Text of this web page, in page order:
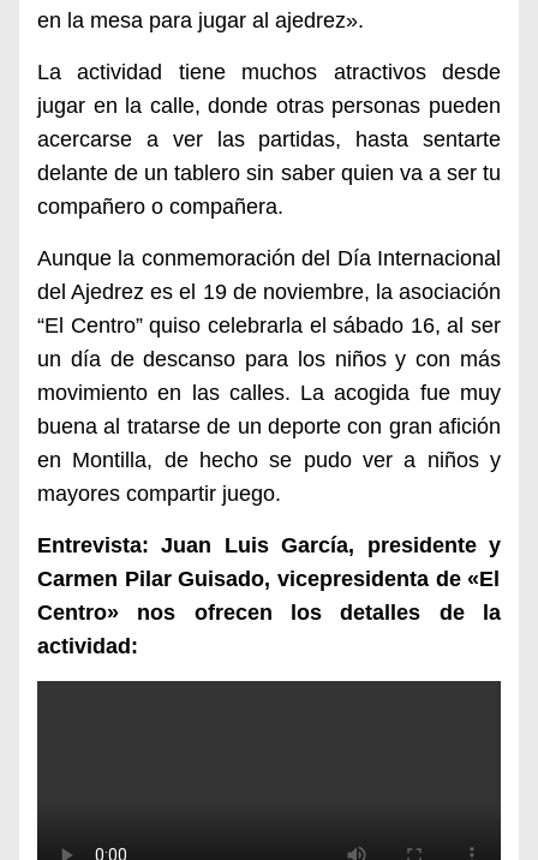
en la mesa para jugar al ajedrez».
La actividad tiene muchos atractivos desde
jugar en la calle, donde otras personas pueden
acercarse a ver las partidas, hasta sentarte
delante de un tablero sin saber quien va a ser tu
compañero o compañera.
Aunque la conmemoración del Día Internacional
del Ajedrez es el 19 de noviembre, la asociación
“El Centro” quiso celebrarla el sábado 16, al ser
un día de descanso para los niños y con más
movimiento en las calles. La acogida fue muy
buena al tratarse de un deporte con gran afición
en Montilla, de hecho se pudo ver a niños y
mayores compartir juego.
Entrevista:Juan Luis García, presidente y
Carmen Pilar Guisado, vicepresidenta de «El
Centro» nos ofrecen los detalles de la
actividad: